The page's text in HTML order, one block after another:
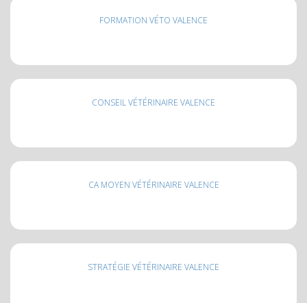
FORMATION VÉTO VALENCE
CONSEIL VÉTÉRINAIRE VALENCE
CA MOYEN VÉTÉRINAIRE VALENCE
STRATÉGIE VÉTÉRINAIRE VALENCE